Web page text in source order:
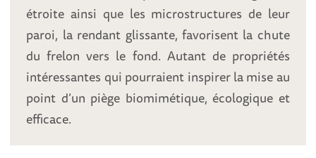
étroite ainsi que les microstructures de leur
paroi, la rendant glissante, favorisent la chute
du frelon vers le fond. Autant de propriétés
intéressantes qui pourraient inspirer la mise au
point d’un piège biomimétique, écologique et
efficace.